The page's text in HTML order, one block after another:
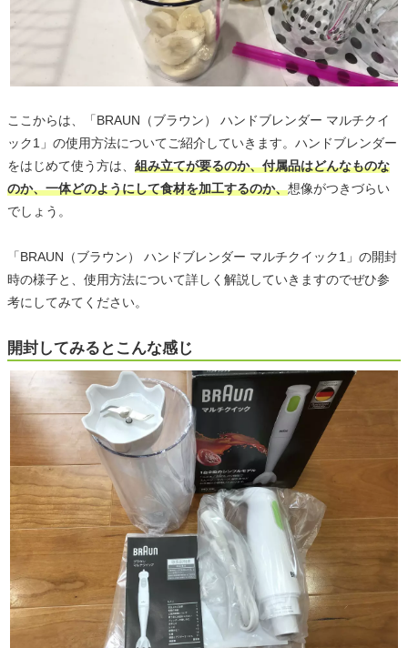
ここからは、「BRAUN（ブラウン） ハンドブレンダー マルチクイ
ック1」の使用方法についてご紹介していきます。ハンドブレンダー
をはじめて使う方は、 組み立てが要るのか、付属品はどんなものな
のか、一体どのようにして食材を加工するのか、想像がつきづらい
でしょう。
「BRAUN（ブラウン） ハンドブレンダー マルチクイック1」の開封
時の様子と、使用方法について詳しく解説していきますのでぜひ参
考にしてみてください。
開封してみるとこんな感じ